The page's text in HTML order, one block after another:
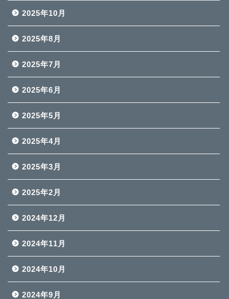
2025年10月
2025年8月
2025年7月
2025年6月
2025年5月
2025年4月
2025年3月
2025年2月
2024年12月
2024年11月
2024年10月
2024年9月